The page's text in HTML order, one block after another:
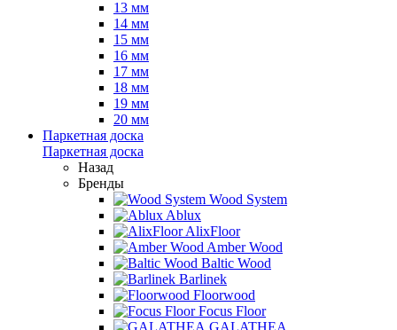
13 мм
14 мм
15 мм
16 мм
17 мм
18 мм
19 мм
20 мм
Паркетная доска
Паркетная доска
Назад
Бренды
Wood System
Ablux
AlixFloor
Amber Wood
Baltic Wood
Barlinek
Floorwood
Focus Floor
GALATHEA